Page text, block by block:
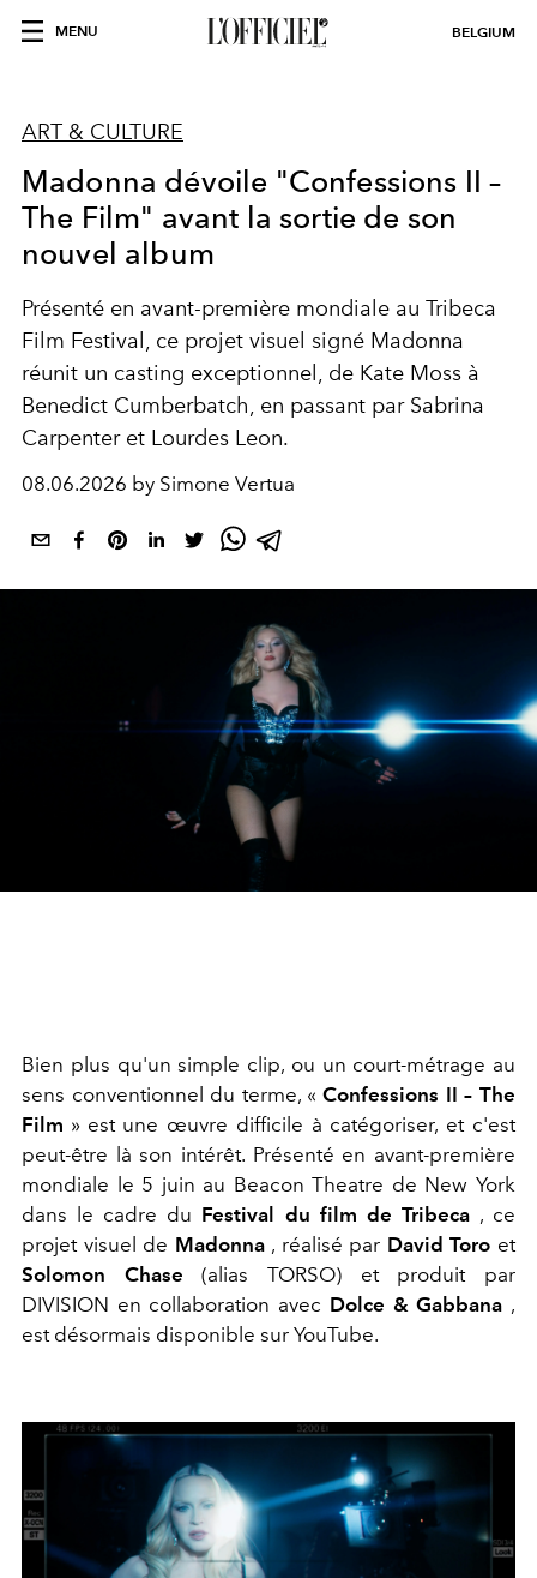
MENU BELGIUM
ART & CULTURE
Madonna dévoile "Confessions II –
The Film" avant la sortie de son
nouvel album
Présenté en avant-première mondiale au Tribeca
Film Festival, ce projet visuel signé Madonna
réunit un casting exceptionnel, de Kate Moss à
Benedict Cumberbatch, en passant par Sabrina
Carpenter et Lourdes Leon.
08.06.2026 by Simone Vertua
Bien plus qu'un simple clip, ou un court-métrage au
sens conventionnel du terme, « Confessions II – The
Film » est une œuvre difficile à catégoriser, et c'est
peut-être là son intérêt. Présenté en avant-première
mondiale le 5 juin au Beacon Theatre de New York
dans le cadre du Festival du film de Tribeca, ce
projet visuel de Madonna, réalisé par David Toro et
Solomon Chase (alias TORSO) et produit par
DIVISION en collaboration avec Dolce & Gabbana ,
est désormais disponible sur YouTube.